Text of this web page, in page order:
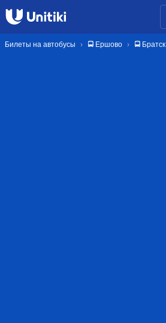
Билеты на автобусы 🚍 Ершово 🚍 Братск